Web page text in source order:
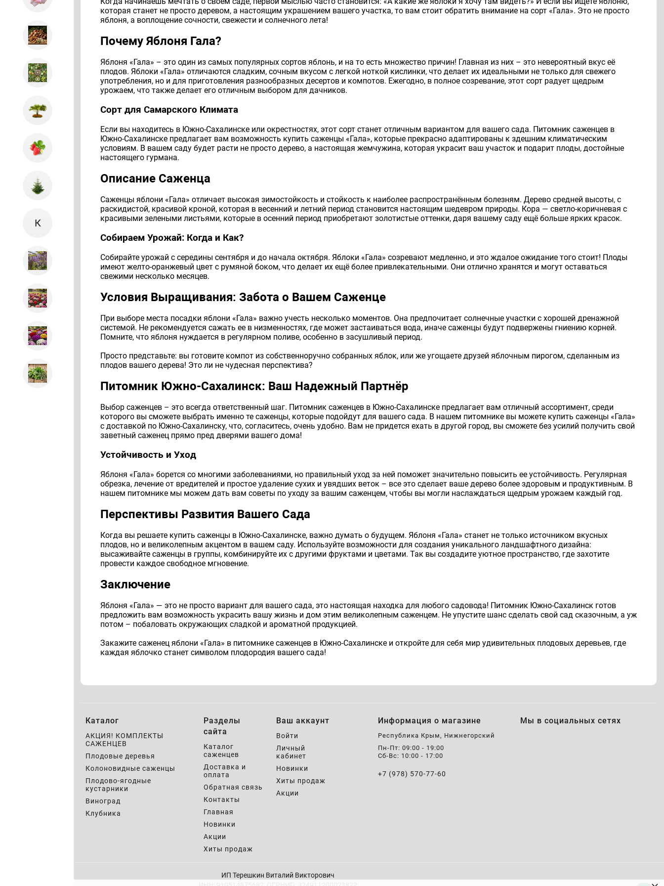
К
которая станет не просто деревом, а настоящим украшением вашего участка, то вам стоит обратить внимание на сорт «Гала». Это не просто
яблоня, а воплощение сочности, свежести и солнечного лета!
Почему Яблоня Гала?
Яблоня «Гала» – это один из самых популярных сортов яблонь, и на то есть множество причин! Главная из них – это невероятный вкус её
плодов. Яблоки «Гала» отличаются сладким, сочным вкусом с легкой ноткой кислинки, что делает их идеальными не только для свежего
употребления, но и для приготовления разнообразных десертов и компотов. Ежегодно, в полное созревание, этот сорт радует щедрым
урожаем, что также делает его отличным выбором для дачников.
Сорт для Самарского Климата
Если вы находитесь в Южно-Сахалинске или окрестностях, этот сорт станет отличным вариантом для вашего сада. Питомник саженцев в
Южно-Сахалинске предлагает вам возможность купить саженцы «Гала», которые прекрасно адаптированы к здешним климатическим
условиям. В вашем саду будет расти не просто дерево, а настоящая жемчужина, которая украсит ваш участок и подарит плоды, достойные
настоящего гурмана.
Описание Саженца
Саженцы яблони «Гала» отличает высокая зимостойкость и стойкость к наиболее распространённым болезням. Дерево средней высоты, с
раскидистой, красивой кроной, которая в весенний и летний период становится настоящим шедевром природы. Кора — светло-коричневая с
красивыми зелеными листьями, которые в осенний период приобретают золотистые оттенки, даря вашему саду ещё больше ярких красок.
Собираем Урожай: Когда и Как?
Собирайте урожай с середины сентября и до начала октября. Яблоки «Гала» созревают медленно, и это ждалое ожидание того стоит! Плоды
имеют желто-оранжевый цвет с румяной боком, что делает их ещё более привлекательными. Они отлично хранятся и могут оставаться
свежими несколько месяцев.
Условия Выращивания: Забота о Вашем Саженце
При выборе места посадки яблони «Гала» важно учесть несколько моментов. Она предпочитает солнечные участки с хорошей дренажной
системой. Не рекомендуется сажать ее в низменностях, где может застаиваться вода, иначе саженцы будут подвержены гниению корней.
Помните, что яблоня нуждается в регулярном поливе, особенно в засушливый период.
Просто представьте: вы готовите компот из собственноручно собранных яблок, или же угощаете друзей яблочным пирогом, сделанным из
плодов вашего дерева! Это ли не чудесная перспектива?
Питомник Южно-Сахалинск: Ваш Надежный Партнёр
Выбор саженцев – это всегда ответственный шаг. Питомник саженцев в Южно-Сахалинске предлагает вам отличный ассортимент, среди
которого вы сможете выбрать именно те саженцы, которые подойдут для вашего сада. В нашем питомнике вы можете купить саженцы «Гала»
с доставкой по Южно-Сахалинску, что, согласитесь, очень удобно. Вам не придется ехать в другой город, вы сможете без усилий получить свой
заветный саженец прямо пред дверями вашего дома!
Устойчивость и Уход
Яблоня «Гала» борется со многими заболеваниями, но правильный уход за ней поможет значительно повысить ее устойчивость. Регулярная
обрезка, лечение от вредителей и простое удаление сухих и увядших веток – все это сделает ваше дерево более здоровым и продуктивным. В
нашем питомнике мы можем дать вам советы по уходу за вашим саженцем, чтобы вы могли наслаждаться щедрым урожаем каждый год.
Перспективы Развития Вашего Сада
Когда вы решаете купить саженцы в Южно-Сахалинске, важно думать о будущем. Яблоня «Гала» станет не только источником вкусных
плодов, но и великолепным акцентом в вашем саду. Используйте возможности для создания уникального ландшафтного дизайна:
высаживайте саженцы в группы, комбинируйте их с другими фруктами и цветами. Так вы создадите уютное пространство, где захотите
провести каждое свободное мгновение.
Заключение
Яблоня «Гала» — это не просто вариант для вашего сада, это настоящая находка для любого садовода! Питомник Южно-Сахалинск готов
предложить вам возможность украсить вашу жизнь и дом этим великолепным саженцем. Не упустите шанс сделать свой сад сказочным, а уж
потом – побаловать окружающих сладкой и ароматной продукцией.
Закажите саженец яблони «Гала» в питомнике саженцев в Южно-Сахалинске и откройте для себя мир удивительных плодовых деревьев, где
каждая яблочко станет символом плодородия вашего сада!
Каталог
АКЦИЯ! КОМПЛЕКТЫ
САЖЕНЦЕВ
Плодовые деревья
Колоновидные саженцы
Плодово-ягодные
кустарники
Виноград
Клубника
Разделы
сайта
Каталог
саженцев
Доставка и
оплата
Обратная связь
Контакты
Главная
Новинки
Акции
Хиты продаж
Ваш аккаунт
Войти
Личный
кабинет
Новинки
Хиты продаж
Акции
Информация о магазине
Республика Крым, Нижнегорский
Пн-Пт: 09:00 - 19:00
Сб-Вс: 10:00 - 17:00
+7 (978) 570-77-60
Мы в социальных сетях
ИП Терешкин Виталий Викторович